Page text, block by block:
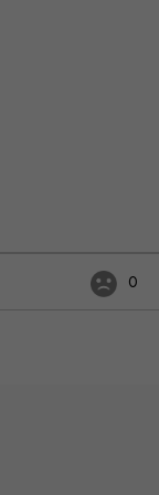
0